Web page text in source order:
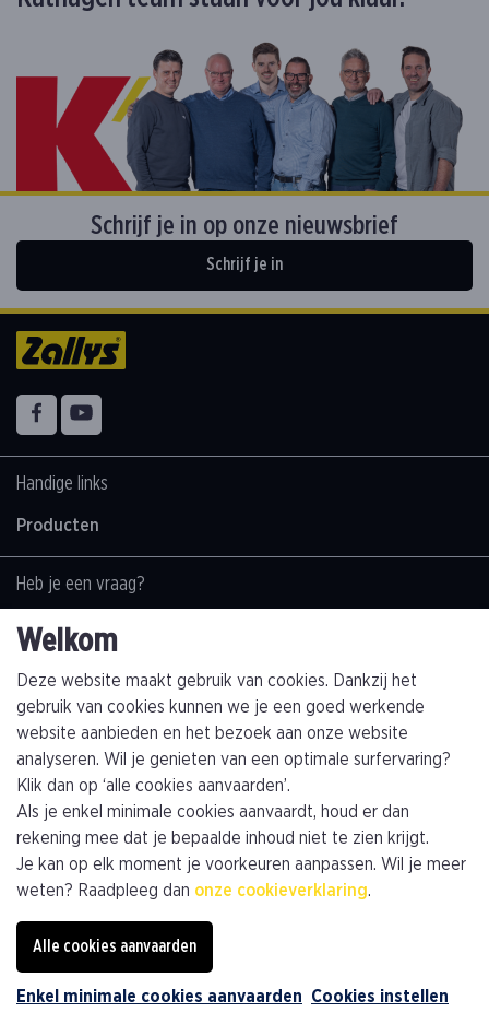
Schrijf je in op onze nieuwsbrief
Schrijf je in
Volg ons op
Facebook
Handige links
Producten
Heb je een vraag?
Contacteer ons
+32(0)89463794
info@kathagen.be
Vestiging
Kathagen N.V.
Toekomststraat 4
B-3960 Bree (Limburg)
Plan je route
Privacybeleid
Algemene voorwaarden
webdesign © Sanmax Projects
Contacteer ons: info@kathagen.be
Welkom
Deze website maakt gebruik van cookies. Dankzij het
gebruik van cookies kunnen we je een goed werkende
website aanbieden en het bezoek aan onze website
analyseren. Wil je genieten van een optimale surfervaring?
Klik dan op ‘alle cookies aanvaarden’.
Als je enkel minimale cookies aanvaardt, houd er dan
rekening mee dat je bepaalde inhoud niet te zien krijgt.
Je kan op elk moment je voorkeuren aanpassen. Wil je meer
weten? Raadpleeg dan onze cookieverklaring.
Alle cookies aanvaarden
Enkel minimale cookies aanvaarden Cookies instellen